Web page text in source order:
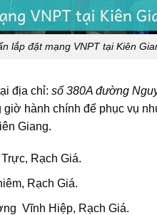
lắp đặt mạng VNPT tại Kiên
địa chỉ: số 380A đường
hành chính để phục vụ
Giang.
Rạch Giá.
Rạch Giá.
Vĩnh Hiệp, Rạch Giá.